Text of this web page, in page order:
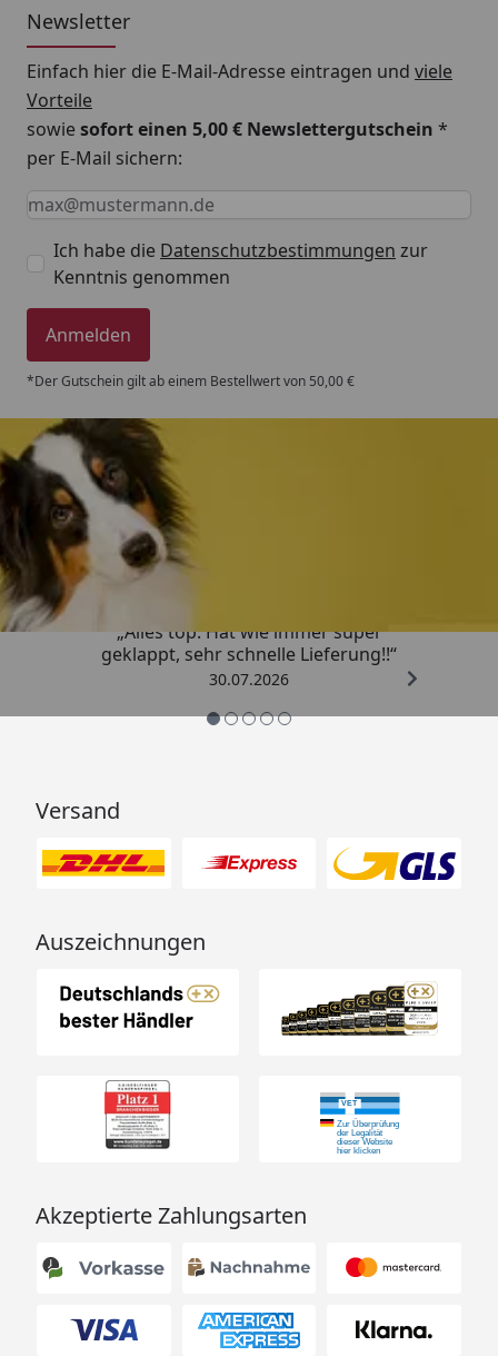
Newsletter
Einfach hier die E-Mail-Adresse eintragen und viele
Vorteile
sowiesofort einen 5,00 € Newslettergutschein *
per E-Mail sichern:
Keine Eingabe erforderlich
Eingabe erforderlich
E-Mail *
Ich habe die Datenschutzbestimmungen zur
Kenntnis genommen
Anmelden
*Der Gutschein gilt ab einem Bestellwert von 50,00 €
Trusted Shops
„Alles top. Hat wie immer super
geklappt, sehr schnelle Lieferung!!“
30.07.2026
Versand
Auszeichnungen
Akzeptierte Zahlungsarten